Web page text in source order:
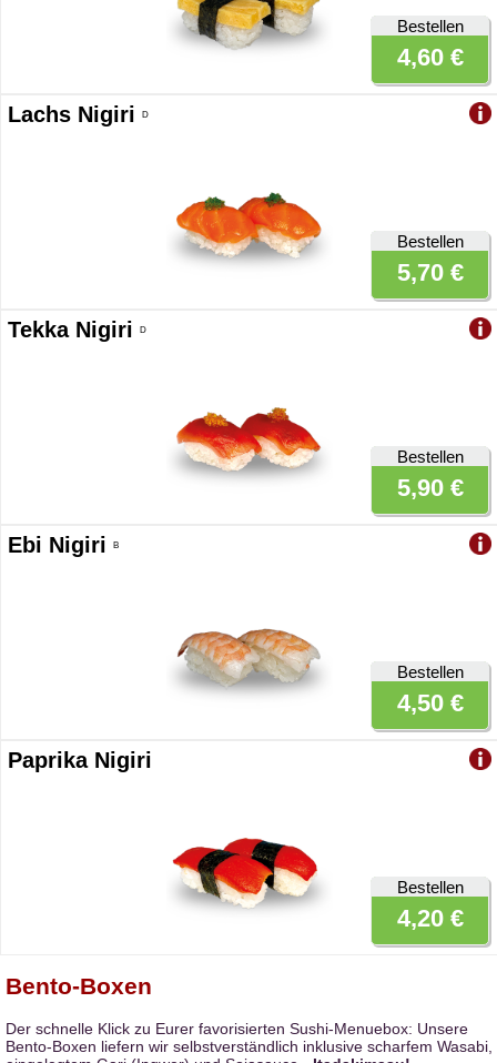
Bestellen
4,60 €
Lachs Nigiri D
Bestellen
5,70 €
Tekka Nigiri D
Bestellen
5,90 €
Ebi Nigiri B
Bestellen
4,50 €
Paprika Nigiri
Bestellen
4,20 €
Bento-Boxen
Der schnelle Klick zu Eurer favorisierten Sushi-Menuebox: Unsere
Bento-Boxen liefern wir selbstverständlich inklusive scharfem Wasabi,